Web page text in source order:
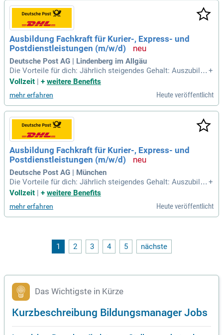
Ausbildung Fachkraft für Kurier-, Express- und
Postdienstleistungen (m/w/d)
Deutsche Post AG | Lindenberg im Allgäu
Die Vorteile für dich: Jährlich steigendes Gehalt: Auszubilde
nde ab 1.334 € monatlich; Wohnortnahe und praxisorientiert
f; Schnell große Eigenverantwortung durch eigenständige Zu
stellung; Jährlich
+
Vollzeit | + weitere Benefits
mehr erfahren Heute veröffentlicht
Ausbildung Fachkraft für Kurier-, Express- und
Postdienstleistungen (m/w/d)
Deutsche Post AG | München
Die Vorteile für dich: Jährlich steigendes Gehalt: Auszubilde
nde ab 1.334 € monatlich; Wohnortnahe und praxisorientiert
f; Schnell große Eigenverantwortung durch eigenständige Zu
stellung; Jährlich
+
Vollzeit
+ weitere Benefits
mehr erfahren Heute veröffentlicht
1 2 3 4 5 nächste
Das Wichtigste in Kürze
Kurzbeschreibung Bildungsmanager Jobs